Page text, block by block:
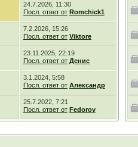
24.7.2026, 11:30
Посл. ответ от Romchick1
7.2.2026, 15:26
Посл. ответ от Viktore
23.11.2025, 22:19
Посл. ответ от Денис
3.1.2024, 5:58
Посл. ответ от Александр
25.7.2022, 7:21
Посл. ответ от Fedorov